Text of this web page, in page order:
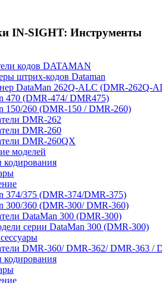
IN-SIGHT: Инструменты
кодов DATAMAN
штрих-кодов Dataman
DataMan 262Q-ALC (DMR-262Q-
470 (DMR-474/ DMR475)
150/260 (DMR-150 / DMR-260)
DMR-262
DMR-260
DMR-260QX
моделей
374/375 (DMR-374/DMR-375)
300/360 (DMR-300/ DMR-360)
DataMan 300 (DMR-300)
серии DataMan 300 (DMR-300)
DMR-360/ DMR-362/ DMR-363 /